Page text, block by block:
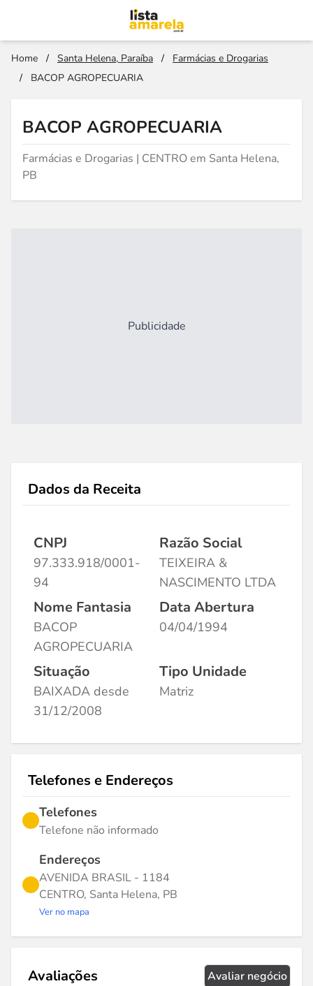
Home / Santa Helena, Paraíba /
Farmácias e Drogarias
/
BACOP AGROPECUARIA
BACOP AGROPECUARIA
Farmácias e Drogarias | CENTRO em Santa Helena,
PB
Publicidade
Dados da Receita
CNPJ
97.333.918/0001-
94
Razão Social
TEIXEIRA &
NASCIMENTO LTDA
Nome Fantasia
BACOP
AGROPECUARIA
Data Abertura
04/04/1994
Situação
BAIXADA desde
31/12/2008
Tipo Unidade
Matriz
Telefones e Endereços
Telefones
Telefone não informado
Endereços
AVENIDA BRASIL - 1184
CENTRO, Santa Helena, PB
Ver no mapa
Avaliações Avaliar negócio